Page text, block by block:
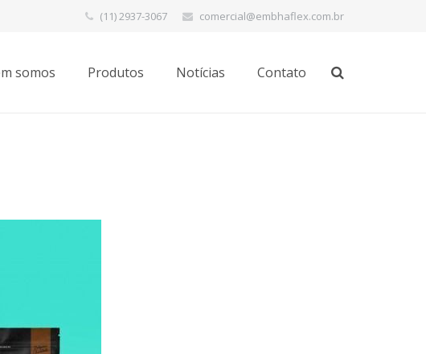
(11) 2937-3067 comercial@embhaflex.com.br
somos Produtos Notícias Contato